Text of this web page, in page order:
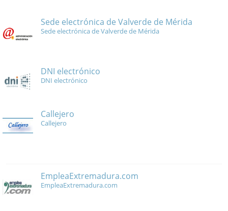
Sede electrónica de Valverde de Mérida
Sede electrónica de Valverde de Mérida
DNI electrónico
DNI electrónico
Callejero
Callejero
EmpleaExtremadura.com
EmpleaExtremadura.com